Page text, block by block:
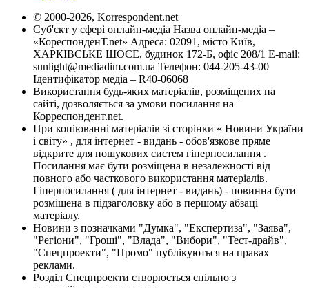
© 2000-2026, Korrespondent.net
Суб'єкт у сфері онлайн-медіа Назва онлайн-медіа –
«КореспонденТ.net» Адреса: 02091, місто Київ,
ХАРКІВСЬКЕ ШОСЕ, будинок 172-Б, офіс 208/1 E-mail:
sunlight@mediadim.com.ua Телефон: 044-205-43-00
Ідентифікатор медіа – R40-06068
Використання будь-яких матеріалів, розміщених на
сайті, дозволяється за умови посилання на
Корреспондент.net.
При копіюванні матеріалів зі сторінки « Новини України
і світу» , для інтернет - видань - обов'язкове пряме
відкрите для пошукових систем гіперпосилання .
Посилання має бути розміщена в незалежності від
повного або часткового використання матеріалів.
Гіперпосилання ( для інтернет - видань) - повинна бути
розміщена в підзаголовку або в першому абзаці
матеріалу.
Новини з позначками "Думка", "Експертиза", "Заява",
"Регіони", "Гроші", "Влада", "Вибори", "Тест-драйв",
"Спецпроекти", "Промо" публікуються на правах
реклами.
Розділ Спецпроекти створюється спільно з